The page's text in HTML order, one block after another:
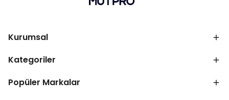
Kurumsal
Kategoriler
Popüler Markalar